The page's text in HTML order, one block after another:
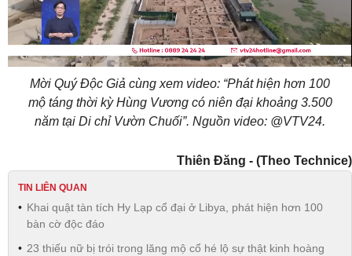
Video
Mời Quý Độc Giả cùng xem video: “Phát hiện hơn 100
mộ táng thời kỳ Hùng Vương có niên đại khoảng 3.500
năm tại Di chỉ Vườn Chuối”. Nguồn video: @VTV24.
Thiên Đăng - (Theo Technice)
TIN LIÊN QUAN
Khai quật tàn tích Hy Lạp cổ đại ở Libya, phát hiện hơn 100
bàn cờ độc đáo
23 thiếu nữ bị trói trong lăng mộ cổ hé lộ sự thật kinh hoàng